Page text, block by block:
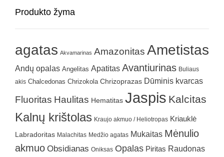
Produkto žyma
agatas Akvamarinas Amazonitas Ametistas
Andų opalas Angelitas Apatitas Avantiurinas Buliaus
akis Chalcedonas Chrizokola Chrizoprazas Dūminis kvarcas
Fluoritas Haulitas Hematitas Jaspis Kalcitas
Kalnų krištolas Kraujo akmuo / Heliotropas Kriauklė
Labradoritas Malachitas Medžio agatas Mukaitas Mėnulio
akmuo Obsidianas Oniksas Opalas Piritas Raudonas